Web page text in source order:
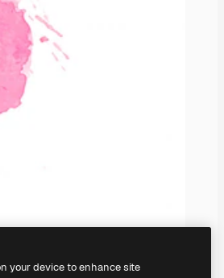
your device to enhance site